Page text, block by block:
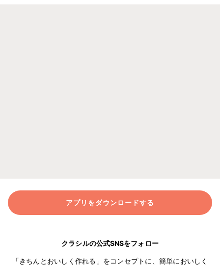
アプリをダウンロードする
クラシルの公式SNSをフォロー
「きちんとおいしく作れる」をコンセプトに、簡単においしく